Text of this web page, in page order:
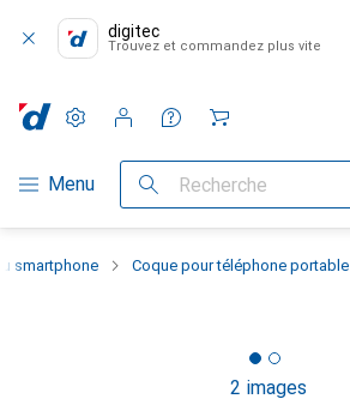
digitec
Trouvez et commandez plus vite
Navigation par catégorie
Menu Recherche
Paramètres
Compte client
Listes de comparaison
Listes d'envies
Panier
smartphone Coque pour téléphone portable
2 images